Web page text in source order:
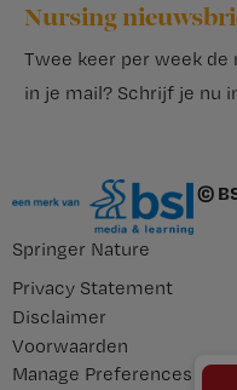
Nursing
Twee keer per week
in je mail? Schrijf je nu
©
Springer Nature
Privacy Statement
Disclaimer
Voorwaarden
Manage Preferences